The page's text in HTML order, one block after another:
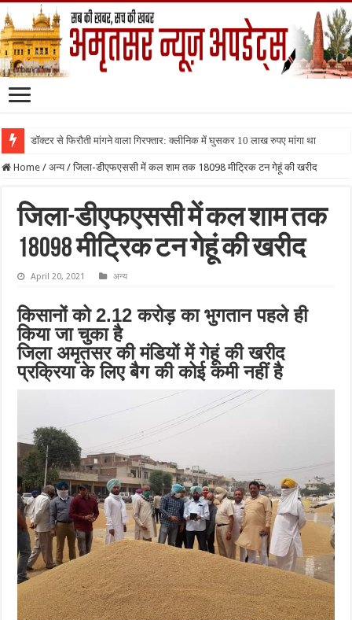
डॉक्टर से फिरौती मांगने वाला गिरफ्तार: क्लीनिक में घुसकर 10 लाख रुपए मांगा था
Home / अन्य / जिला-डीएफएससी में कल शाम तक 18098 मीट्रिक टन गेहूं की खरीद
जिला-डीएफएससी में कल शाम तक
18098 मीट्रिक टन गेहूं की खरीद
April 20, 2021 अन्य
किसानों को 2.12 करोड़ का भुगतान पहले ही
किया जा चुका है
जिला अमृतसर की मंडियों में गेहूं की खरीद
प्रक्रिया के लिए बैग की कोई कमी नहीं है